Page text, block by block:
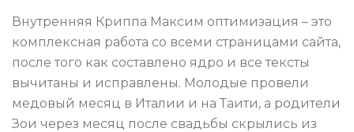
Внутренняя Криппа Максим оптимизация – это
комплексная работа со всеми страницами сайта,
после того как составлено ядро и все тексты
вычитаны и исправлены. Молодые провели
медовый месяц в Италии и на Таити, а родители
Зои через месяц после свадьбы скрылись из